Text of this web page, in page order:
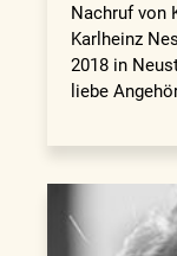
Nachruf von
Karlheinz
2018 in
liebe